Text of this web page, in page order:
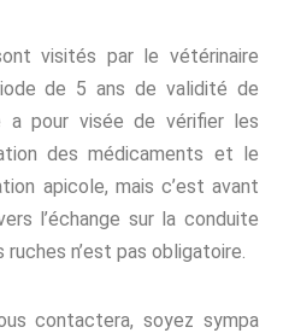
visités par le vétérinaire
de 5 ans de validité de
a pour visée de vérifier les
des médicaments et le
apicole, mais c’est avant
l’échange sur la conduite
ruches n’est pas obligatoire.
contactera, soyez sympa